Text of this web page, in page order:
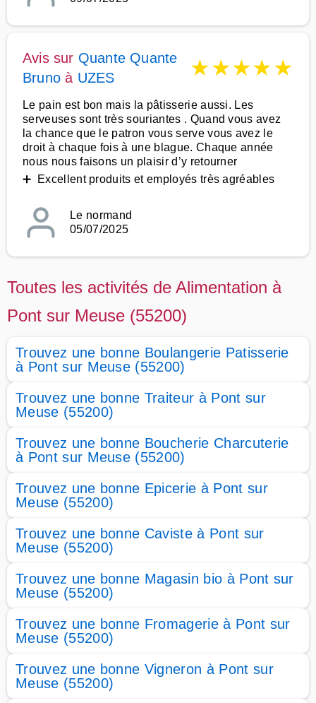
Avis sur Quante Quante
Bruno à UZES ★★★★★
Le pain est bon mais la pâtisserie aussi. Les
serveuses sont très souriantes . Quand vous avez
la chance que le patron vous serve vous avez le
droit à chaque fois à une blague. Chaque année
nous nous faisons un plaisir d’y retourner
➕ Excellent produits et employés très agréables
Le normand
05/07/2025
Toutes les activités de Alimentation à
Pont sur Meuse (55200)
Trouvez une bonne Boulangerie Patisserie
à Pont sur Meuse (55200)
Trouvez une bonne Traiteur à Pont sur
Meuse (55200)
Trouvez une bonne Boucherie Charcuterie
à Pont sur Meuse (55200)
Trouvez une bonne Epicerie à Pont sur
Meuse (55200)
Trouvez une bonne Caviste à Pont sur
Meuse (55200)
Trouvez une bonne Magasin bio à Pont sur
Meuse (55200)
Trouvez une bonne Fromagerie à Pont sur
Meuse (55200)
Trouvez une bonne Vigneron à Pont sur
Meuse (55200)